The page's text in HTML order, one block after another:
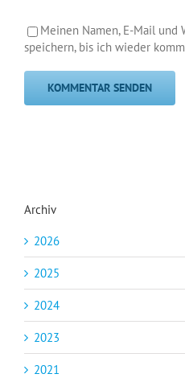
Meinen Namen, E-Mail und
speichern, bis ich wieder
Archiv
2026
2025
2024
2023
2021